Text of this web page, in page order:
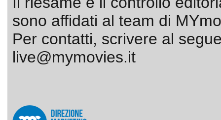
sono affidati al team di
Per contatti, scrivere al
live@mymovies.it